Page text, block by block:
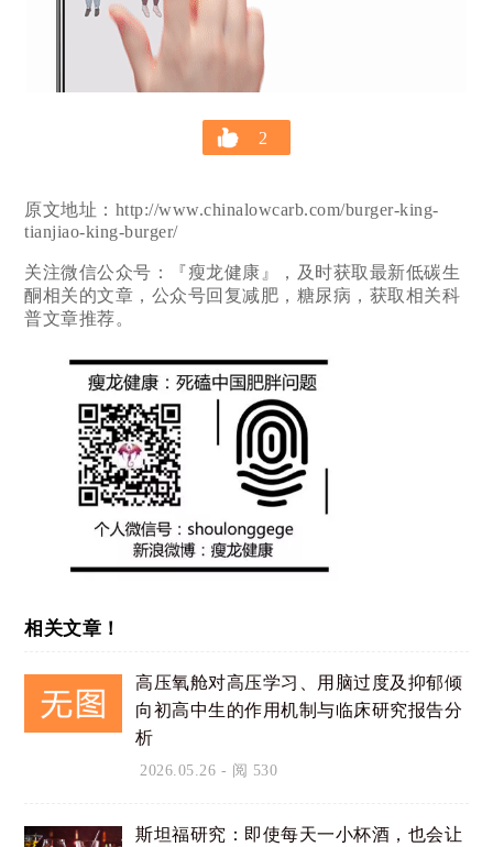
2
原文地址：http://www.chinalowcarb.com/burger-king-
tianjiao-king-burger/
关注微信公众号：『瘦龙健康』，及时获取最新低碳生
酮相关的文章，公众号回复减肥，糖尿病，获取相关科
普文章推荐。
相关文章！
高压氧舱对高压学习、用脑过度及抑郁倾
向初高中生的作用机制与临床研究报告分
析
2026.05.26 - 阅 530
斯坦福研究：即使每天一小杯酒，也会让